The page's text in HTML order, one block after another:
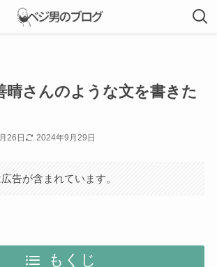
晴さんのような文を書きた
26日 2024年9月29日
告が含まれています。
もくじ